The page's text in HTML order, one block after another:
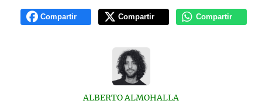
Compartir Compartir Compartir
ALBERTO ALMOHALLA